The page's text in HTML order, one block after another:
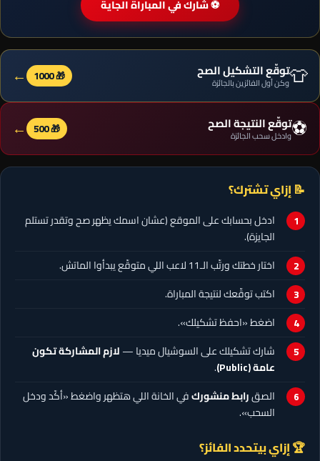
⚽ شارك في المباراة الجاية
👕توقّع التشكيل الصح
وكن أول الفائزين بالجائزة 🎁 1000
←
⚽توقّع النتيجة الصح
وادخل سحب الجائزة 🎁 500
←
📝 إزاي تشترك؟
ادخل بحسابك على الموقع (عشان اسمك يظهر صح وتقدر تستلم
الجايزة).
اختار خطتك ورتّب الـ11 لاعب اللي متوقّع يبدأوا الماتش.
اكتب توقّعك لنتيجة المباراة.
اضغط «احفظ تشكيلك».
شارك تشكيلك على السوشيال ميديا —لازم المشاركة تكون
عامة (Public)
.
الصقرابط منشوركفي الخانة اللي هتظهر واضغط «أكّد ودخل
السحب».
🏆 إزاي بيتحدد الفائز؟